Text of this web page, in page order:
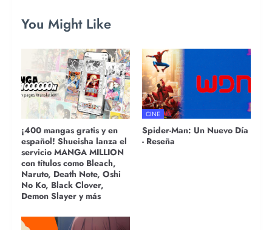
You Might Like
¡400 mangas gratis y en
español! Shueisha lanza el
servicio MANGA MILLION
con títulos como Bleach,
Naruto, Death Note, Oshi
No Ko, Black Clover,
Demon Slayer y más
CINE
Spider-Man: Un Nuevo Día
- Reseña